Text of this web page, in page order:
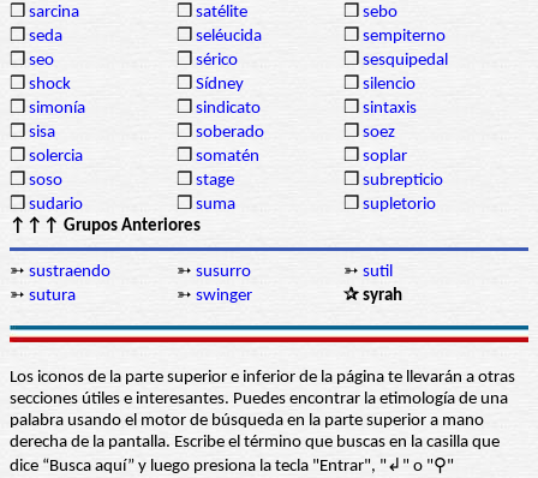
❒ sarcina ❒ satélite ❒ sebo
❒ seda ❒ seléucida ❒ sempiterno
❒ seo ❒ sérico ❒ sesquipedal
❒ shock ❒ Sídney ❒ silencio
❒ simonía ❒ sindicato ❒ sintaxis
❒ sisa ❒ soberado ❒ soez
❒ solercia ❒ somatén ❒ soplar
❒ soso ❒ stage ❒ subrepticio
❒ sudario ❒ suma ❒ supletorio
↑↑↑ Grupos Anteriores
➳ sustraendo ➳ susurro ➳ sutil
➳ sutura ➳ swinger ✰ syrah
Los iconos de la parte superior e inferior de la página te llevarán a otras
secciones útiles e interesantes. Puedes encontrar la etimología de una
palabra usando el motor de búsqueda en la parte superior a mano
derecha de la pantalla. Escribe el término que buscas en la casilla que
dice “Busca aquí” y luego presiona la tecla "Entrar", "↲" o "⚲"